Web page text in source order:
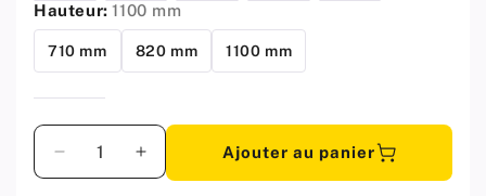
Hauteur: 1100 mm
710 mm 820 mm 1100 mm
Quantité
Diminuer
la
Augmenter
la
Ajouter au panier